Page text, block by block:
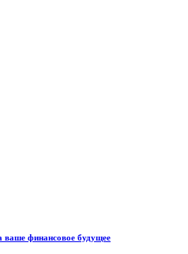
ваше финансовое будущее